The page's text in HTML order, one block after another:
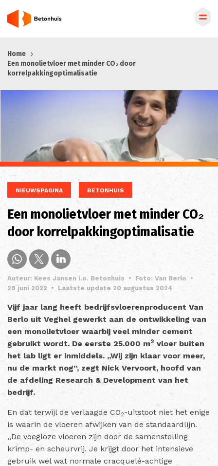
en
naar
inhoud
Home
Een monolietvloer met minder CO₂ door
korrelpakkingoptimalisatie
NIEUWSPAGINA BETONHUIS
Een monolietvloer met minder CO₂
door korrelpakkingoptimalisatie
Auteur: Kees Jansen i.o. Betonhuis • Foto: Van Berlo
•
28 juni 2022
• Laatste update 20 augustus 2024
Vijf jaar lang heeft bedrijfsvloerenproducent Van
Berlo uit Veghel gewerkt aan de ontwikkeling van
een monolietvloer waarbij veel minder cement
gebruikt wordt. De eerste 25.000 m2 vloer buiten
het lab ligt er inmiddels. ,,Wij zijn klaar voor meer,
nu de markt nog”, zegt Nick Vervoort, hoofd van
de afdeling Research & Development van het
bedrijf.
En dat terwijl de verlaagde CO2-uitstoot niet het enige
is waarin de vloeren afwijken van de standaardlijn.
,,De voegloze vloeren zijn door de samenstelling
krimp- en scheurvrij. Je krijgt door het intensieve
gebruik wel wat normale cracquelé-achtige